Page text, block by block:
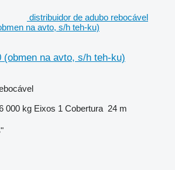
distribuidor de adubo rebocável
na avto, s/h teh-ku)
(obmen na avto, s/h teh-ku)
000 kg Eixos 1 Cobertura 24 m